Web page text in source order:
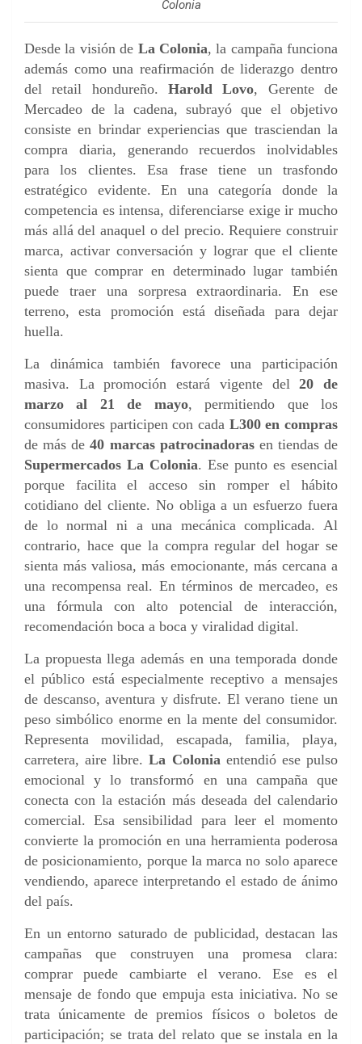
Colonia
Desde la visión de La Colonia, la campaña funciona
además como una reafirmación de liderazgo dentro
del retail hondureño. Harold Lovo, Gerente de
Mercadeo de la cadena, subrayó que el objetivo
consiste en brindar experiencias que trasciendan la
compra diaria, generando recuerdos inolvidables
para los clientes. Esa frase tiene un trasfondo
estratégico evidente. En una categoría donde la
competencia es intensa, diferenciarse exige ir mucho
más allá del anaquel o del precio. Requiere construir
marca, activar conversación y lograr que el cliente
sienta que comprar en determinado lugar también
puede traer una sorpresa extraordinaria. En ese
terreno, esta promoción está diseñada para dejar
huella.
La dinámica también favorece una participación
masiva. La promoción estará vigente del20 de
marzo al 21 de mayo, permitiendo que los
consumidores participen con cada L300 en compras
de más de40 marcas patrocinadorasen tiendas de
Supermercados La Colonia. Ese punto es esencial
porque facilita el acceso sin romper el hábito
cotidiano del cliente. No obliga a un esfuerzo fuera
de lo normal ni a una mecánica complicada. Al
contrario, hace que la compra regular del hogar se
sienta más valiosa, más emocionante, más cercana a
una recompensa real. En términos de mercadeo, es
una fórmula con alto potencial de interacción,
recomendación boca a boca y viralidad digital.
La propuesta llega además en una temporada donde
el público está especialmente receptivo a mensajes
de descanso, aventura y disfrute. El verano tiene un
peso simbólico enorme en la mente del consumidor.
Representa movilidad, escapada, familia, playa,
carretera, aire libre.La Coloniaentendió ese pulso
emocional y lo transformó en una campaña que
conecta con la estación más deseada del calendario
comercial. Esa sensibilidad para leer el momento
convierte la promoción en una herramienta poderosa
de posicionamiento, porque la marca no solo aparece
vendiendo, aparece interpretando el estado de ánimo
del país.
En un entorno saturado de publicidad, destacan las
campañas que construyen una promesa clara:
comprar puede cambiarte el verano. Ese es el
mensaje de fondo que empuja esta iniciativa. No se
trata únicamente de premios físicos o boletos de
participación; se trata del relato que se instala en la